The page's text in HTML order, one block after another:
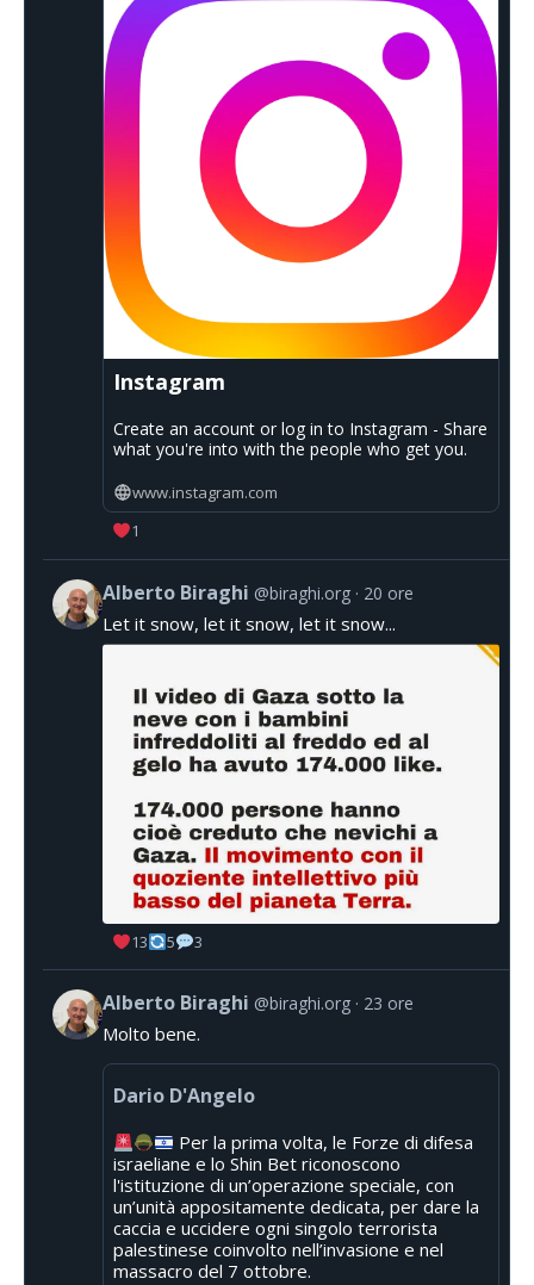
Instagram
Create an account or log in to Instagram - Share
what you're into with the people who get you.
www.instagram.com
1
Alberto Biraghi @biraghi.org 20 ore
Let it snow, let it snow, let it snow...
13 5 3
Alberto Biraghi @biraghi.org 23 ore
Molto bene.
Dario D'Angelo
Per la prima volta, le Forze di difesa
israeliane e lo Shin Bet riconoscono
l'istituzione di un’operazione speciale, con
un’unità appositamente dedicata, per dare la
caccia e uccidere ogni singolo terrorista
palestinese coinvolto nell’invasione e nel
massacro del 7 ottobre.